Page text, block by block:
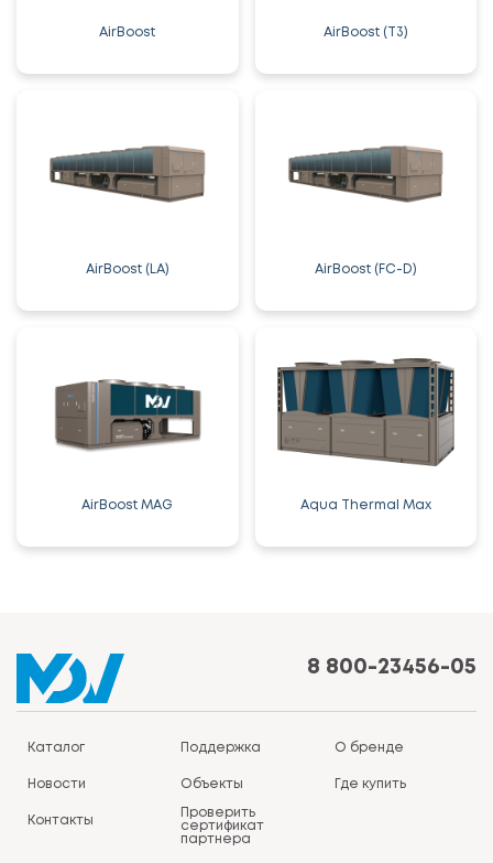
AirBoost AirBoost (T3)
AirBoost (LA) AirBoost (FC-D)
AirBoost MAG Aqua Thermal Max
8 800-23456-05
Каталог Поддержка О бренде
Новости Объекты Где купить
Контакты
Проверить
сертификат
партнера